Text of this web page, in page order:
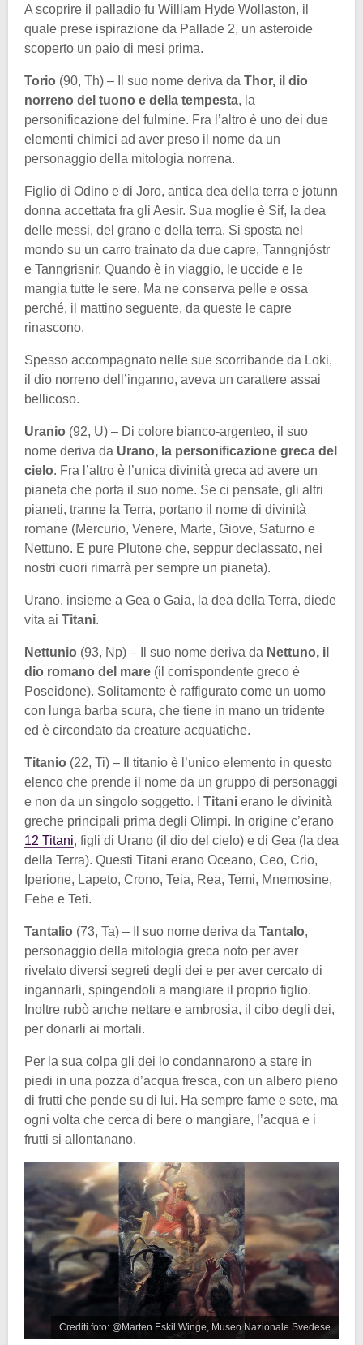
A scoprire il palladio fu William Hyde Wollaston, il
quale prese ispirazione da Pallade 2, un asteroide
scoperto un paio di mesi prima.
Torio (90, Th) – Il suo nome deriva da Thor, il dio
norreno del tuono e della tempesta, la
personificazione del fulmine. Fra l’altro è uno dei due
elementi chimici ad aver preso il nome da un
personaggio della mitologia norrena.
Figlio di Odino e di Joro, antica dea della terra e jotunn
donna accettata fra gli Aesir. Sua moglie è Sif, la dea
delle messi, del grano e della terra. Si sposta nel
mondo su un carro trainato da due capre, Tanngnjóstr
e Tanngrisnir. Quando è in viaggio, le uccide e le
mangia tutte le sere. Ma ne conserva pelle e ossa
perché, il mattino seguente, da queste le capre
rinascono.
Spesso accompagnato nelle sue scorribande da Loki,
il dio norreno dell’inganno, aveva un carattere assai
bellicoso.
Uranio (92, U) – Di colore bianco-argenteo, il suo
nome deriva da Urano, la personificazione greca del
cielo. Fra l’altro è l’unica divinità greca ad avere un
pianeta che porta il suo nome. Se ci pensate, gli altri
pianeti, tranne la Terra, portano il nome di divinità
romane (Mercurio, Venere, Marte, Giove, Saturno e
Nettuno. E pure Plutone che, seppur declassato, nei
nostri cuori rimarrà per sempre un pianeta).
Urano, insieme a Gea o Gaia, la dea della Terra, diede
vita ai Titani.
Nettunio (93, Np) – Il suo nome deriva da Nettuno, il
dio romano del mare (il corrispondente greco è
Poseidone). Solitamente è raffigurato come un uomo
con lunga barba scura, che tiene in mano un tridente
ed è circondato da creature acquatiche.
Titanio (22, Ti) – Il titanio è l’unico elemento in questo
elenco che prende il nome da un gruppo di personaggi
e non da un singolo soggetto. I Titani erano le divinità
greche principali prima degli Olimpi. In origine c’erano
12 Titani, figli di Urano (il dio del cielo) e di Gea (la dea
della Terra). Questi Titani erano Oceano, Ceo, Crio,
Iperione, Lapeto, Crono, Teia, Rea, Temi, Mnemosine,
Febe e Teti.
Tantalio (73, Ta) – Il suo nome deriva da Tantalo,
personaggio della mitologia greca noto per aver
rivelato diversi segreti degli dei e per aver cercato di
ingannarli, spingendoli a mangiare il proprio figlio.
Inoltre rubò anche nettare e ambrosia, il cibo degli dei,
per donarli ai mortali.
Per la sua colpa gli dei lo condannarono a stare in
piedi in una pozza d’acqua fresca, con un albero pieno
di frutti che pende su di lui. Ha sempre fame e sete, ma
ogni volta che cerca di bere o mangiare, l’acqua e i
frutti si allontanano.
Crediti foto: @Marten Eskil Winge, Museo Nazionale Svedese